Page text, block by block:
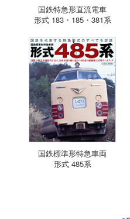
国鉄特急形直流電車
形式 183・185・381系
国鉄標準形特急車両
形式 485系